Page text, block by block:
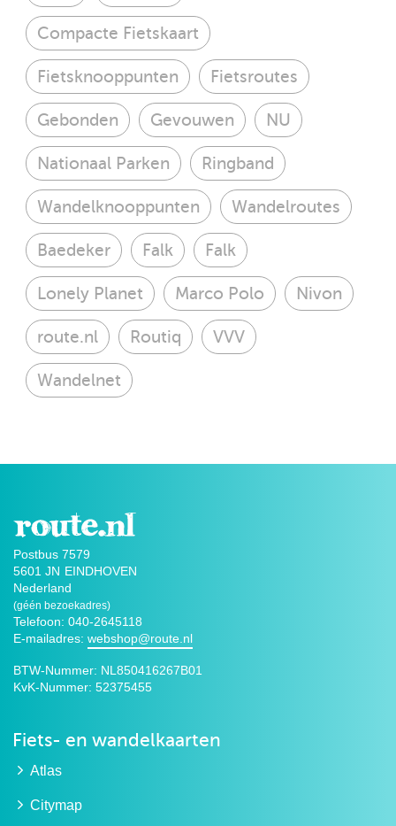
Compacte Fietskaart
Fietsknooppunten Fietsroutes
Gebonden Gevouwen NU
Nationaal Parken Ringband
Wandelknooppunten Wandelroutes
Baedeker Falk Falk
Lonely Planet Marco Polo Nivon
route.nl Routiq VVV
Wandelnet
Postbus 7579
5601 JN EINDHOVEN
Nederland
(géén bezoekadres)
Telefoon: 040-2645118
E-mailadres: webshop@route.nl
BTW-Nummer: NL850416267B01
KvK-Nummer: 52375455
Fiets- en wandelkaarten
Atlas
Citymap